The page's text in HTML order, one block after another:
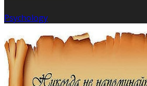
Psychology